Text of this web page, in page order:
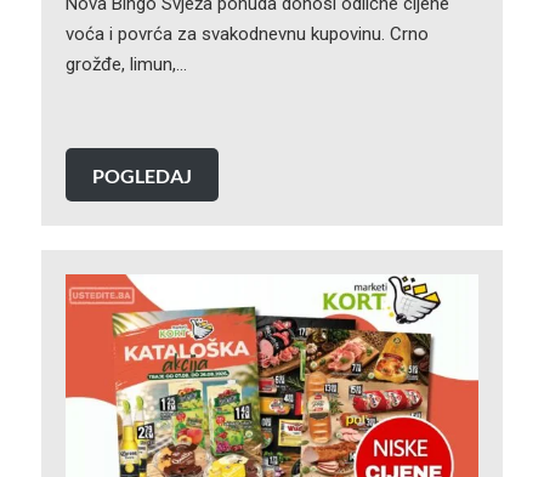
voća i povrća za svakodnevnu kupovinu. Crno
grožđe, limun,…
POGLEDAJ